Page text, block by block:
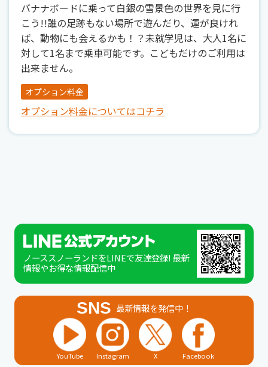
バナナボードに乗って白銀の雪景色の世界を見に行
こう!!誰の足跡もない場所で遊んだり、運が良けれ
ば、動物にも会えるかも！？未就学児は、大人1名に
対して1名まで乗車可能です。こどもだけのご利用は
出来ません。
オプション料金
オプション料金についてはコチラ
ノーススノーランドをLINEで友達登録! 最新
情報やお得な情報配信中
SNS 最新情報を発信中！
YouTube Instagram X Facebook